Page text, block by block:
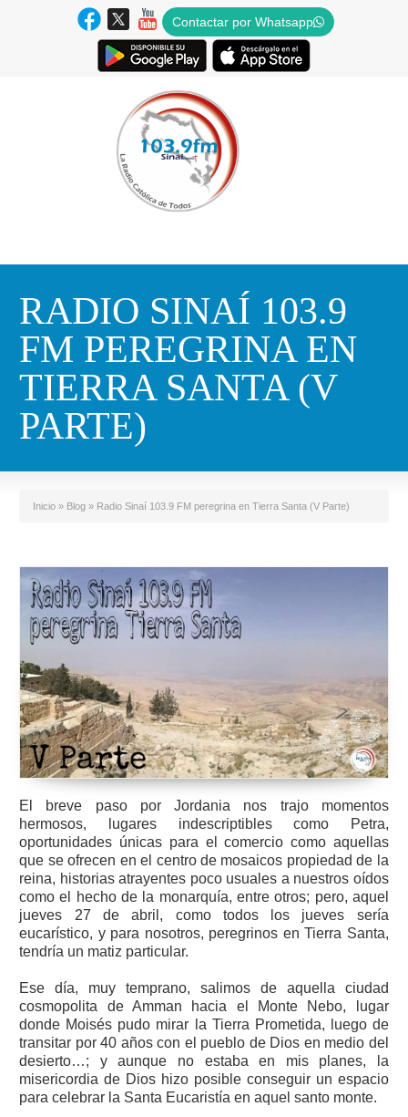
Contactar por Whatsapp
RADIO SINAÍ 103.9
FM PEREGRINA EN
TIERRA SANTA (V
PARTE)
Inicio » Blog » Radio Sinaí 103.9 FM peregrina en Tierra Santa (V Parte)
El breve paso por Jordania nos trajo momentos
hermosos, lugares indescriptibles como Petra,
oportunidades únicas para el comercio como aquellas
que se ofrecen en el centro de mosaicos propiedad de la
reina, historias atrayentes poco usuales a nuestros oídos
como el hecho de la monarquía, entre otros; pero, aquel
jueves 27 de abril, como todos los jueves sería
eucarístico, y para nosotros, peregrinos en Tierra Santa,
tendría un matiz particular.
Ese día, muy temprano, salimos de aquella ciudad
cosmopolita de Amman hacia el Monte Nebo, lugar
donde Moisés pudo mirar la Tierra Prometida, luego de
transitar por 40 años con el pueblo de Dios en medio del
desierto…; y aunque no estaba en mis planes, la
misericordia de Dios hizo posible conseguir un espacio
para celebrar la Santa Eucaristía en aquel santo monte.